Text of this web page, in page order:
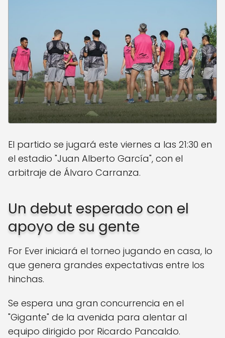
El partido se jugará este viernes a las 21:30 en
el estadio "Juan Alberto García", con el
arbitraje de Álvaro Carranza.
Un debut esperado con el
apoyo de su gente
For Ever iniciará el torneo jugando en casa, lo
que genera grandes expectativas entre los
hinchas.
Se espera una gran concurrencia en el
"Gigante" de la avenida para alentar al
equipo dirigido por Ricardo Pancaldo.